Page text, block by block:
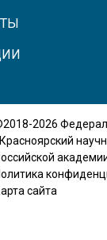
2026
сайта